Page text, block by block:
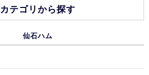
カテゴリから探す
仙石ハム